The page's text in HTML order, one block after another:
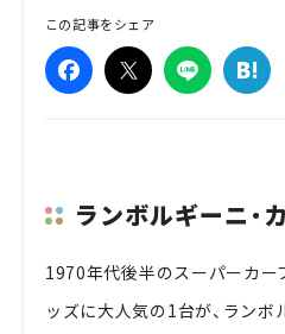
この記事をシェア
ランボルギーニ・
1970年代後半のスーパーカー
ッズに大人気の1台が、ランボ